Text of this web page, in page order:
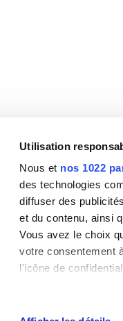
Utilisation
Nous et nos 1022
des technologies
diffuser des
et du contenu, ainsi
Vous avez le choix
votre consentement
l'icône de